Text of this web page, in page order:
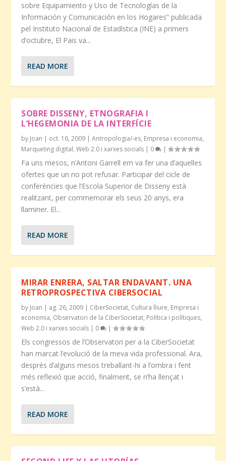
sobre Equipamiento y Uso de Tecnologías de la
Información y Comunicación en los Hogares” publicada
pel Instituto Nacional de Estadística (INE) a primers
d’octubre, El Pais va...
READ MORE
SOBRE DISSENY, ETNOGRAFIA I
L’HEGEMONIA DE LA INTERFÍCIE
by Joan | oct. 16, 2009 |Antropologia/-es, Empresa i economia,
Marqueting digital,Web 2.0 i xarxes socials | 0 |
Fa uns mesos, n’Antoni Garrell em va fer una d’aquelles
ofertes que un no pot refusar. Participar del cicle de
conferències que l’Escola Superior de Disseny està
realitzant, per commemorar els seus 20 anys, era
llaminer. El...
READ MORE
MIRAR ENRERA, SALTAR ENDAVANT. UNA
RETROPROSPECTIVA CIBERSOCIAL
by Joan | ag. 26, 2009 | CiberSocietat, Cultura lliure, Empresa i
economia, Observatori de la CiberSocietat, Política i polítiques,
Web 2.0 i xarxes socials | 0 |
Els congressos de l’Observatori per a la CiberSocietat
han marcat l’evolució de la meva vida professional. Ara,
després d’alguns mesos treballant-hi a l’ombra i fent
més reflexió que acció, finalment, se n’ha llençat i
s’està...
READ MORE